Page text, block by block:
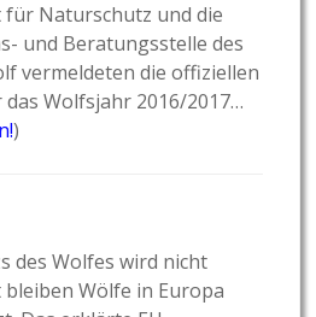
für Naturschutz und die
und Beratungsstelle des
vermeldeten die offiziellen
Wolfsjahr 2016/2017…
)
des Wolfes wird nicht
Wölfe in Europa